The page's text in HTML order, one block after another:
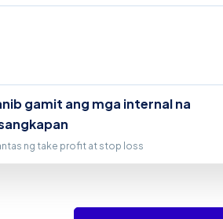
gamit ang mga internal na
ng take profit at stop loss